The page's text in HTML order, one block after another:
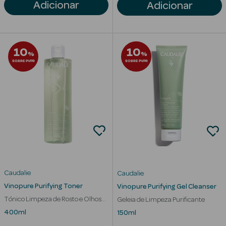
Solares
Adicionar Adicionar
10%
SOBRE PVPR
Caudalie
Vinopure Purifying Toner
Tónico Limpeza de Rosto e Olhos
Hidratante
400ml
10%
SOBRE PVPR
Caudalie
Vinopure Purifying Gel Cleanser
Geleia de Limpeza Purificante
150ml